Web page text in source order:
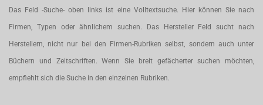
Das Feld -Suche- oben links ist eine Volltextsuche. Hier können Sie nach
Firmen, Typen oder ähnlichem suchen. Das Hersteller Feld sucht nach
Herstellern, nicht nur bei den Firmen-Rubriken selbst, sondern auch unter
Büchern und Zeitschriften. Wenn Sie breit gefächerter suchen möchten,
empfiehlt sich die Suche in den einzelnen Rubriken.